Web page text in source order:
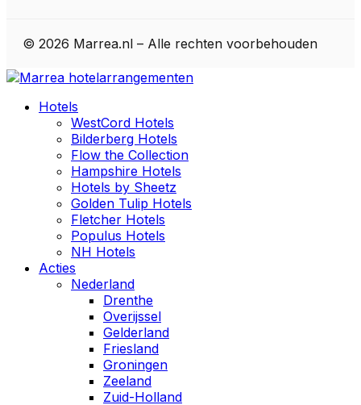
© 2026 Marrea.nl – Alle rechten voorbehouden
Hotels
WestCord Hotels
Bilderberg Hotels
Flow the Collection
Hampshire Hotels
Hotels by Sheetz
Golden Tulip Hotels
Fletcher Hotels
Populus Hotels
NH Hotels
Acties
Nederland
Drenthe
Overijssel
Gelderland
Friesland
Groningen
Zeeland
Zuid-Holland